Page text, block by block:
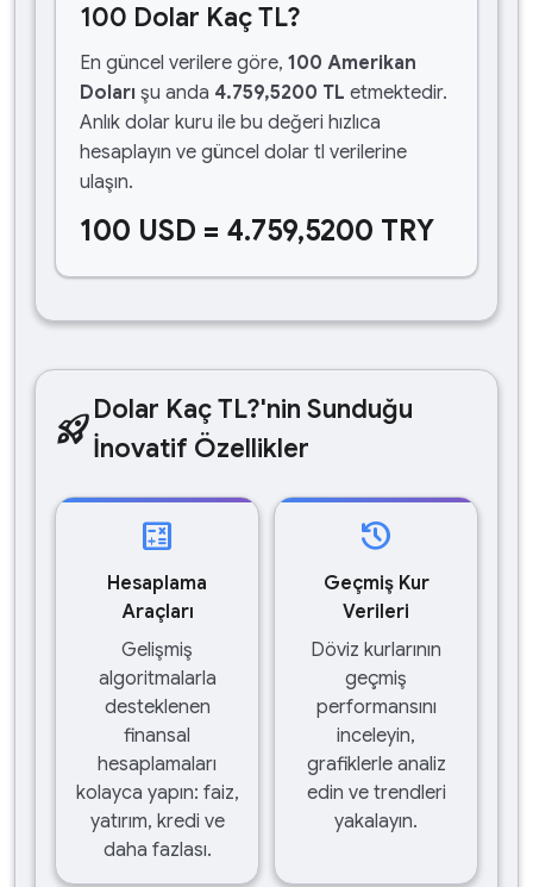
100 Dolar Kaç TL?
En güncel verilere göre, 100 Amerikan
Doları şu anda 4.759,5200 TL etmektedir.
Anlık dolar kuru ile bu değeri hızlıca
hesaplayın ve güncel dolar tl verilerine
ulaşın.
100 USD = 4.759,5200 TRY
rocket_launchDolar Kaç TL?'nin Sunduğu
İnovatif Özellikler
calculate
Hesaplama
Araçları
Gelişmiş
algoritmalarla
desteklenen
finansal
hesaplamaları
kolayca yapın: faiz,
yatırım, kredi ve
daha fazlası.
history
Geçmiş Kur
Verileri
Döviz kurlarının
geçmiş
performansını
inceleyin,
grafiklerle analiz
edin ve trendleri
yakalayın.